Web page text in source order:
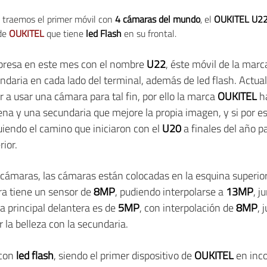
el primer móvil con 4 cámaras del mundo, el OUKITEL
OUKITELque tiene led Flash en su frontal.
en este mes con el nombreU22, éste móvil de la
en cada lado del terminal, además de led flash.
usar una cámara para tal fin, por ello la marcaOUKITEL
y una secundaria que mejore la propia imagen, y si por
el camino que iniciaron con el U20a finales del año
las cámaras están colocadas en la esquina
tiene un sensor de8MP, pudiendo interpolarse a 13MP,
principal delantera es de5MP, con interpolación de8MP,
belleza con la secundaria.
led flash, siendo el primer dispositivo deOUKITELen